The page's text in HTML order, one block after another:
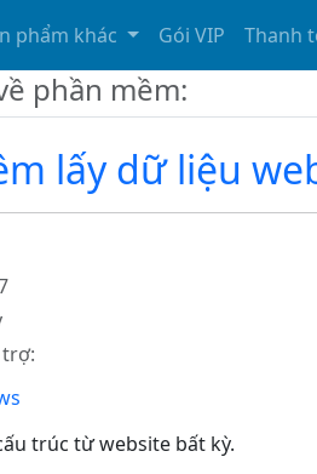
phẩm khác Gói VIP Thanh
phần mềm:
lấy dữ liệu
trúc từ website bất kỳ.